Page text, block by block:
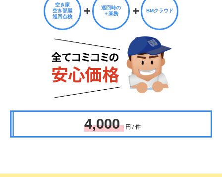
空き家
空き部屋
巡回点検
巡回時の
＋業務
BMクラウド
4,000 円 / 件